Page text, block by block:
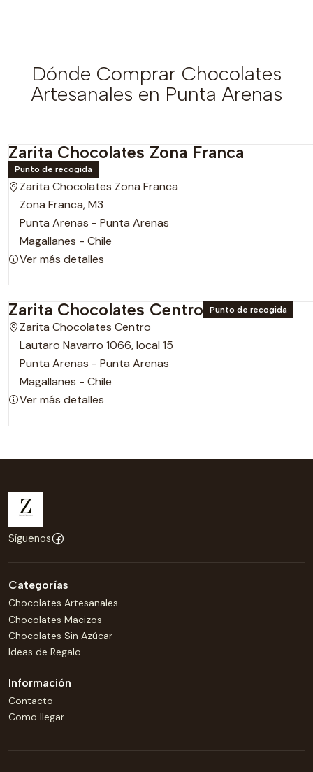
Dónde Comprar Chocolates
Artesanales en Punta Arenas
Zarita Chocolates Zona Franca
Punto de recogida
Zarita Chocolates Zona Franca
Zona Franca, M3
Punta Arenas - Punta Arenas
Magallanes - Chile
Ver más detalles
Zarita Chocolates Centro Punto de recogida
Zarita Chocolates Centro
Lautaro Navarro 1066, local 15
Punta Arenas - Punta Arenas
Magallanes - Chile
Ver más detalles
Síguenos
Categorías
Chocolates Artesanales
Chocolates Macizos
Chocolates Sin Azúcar
Ideas de Regalo
Información
Contacto
Como llegar